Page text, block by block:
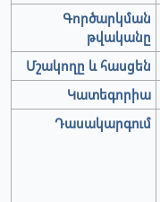
Գործարկման
թվականը
Մշակողը և հասցեն
Կատեգորիա
Դասակարգում